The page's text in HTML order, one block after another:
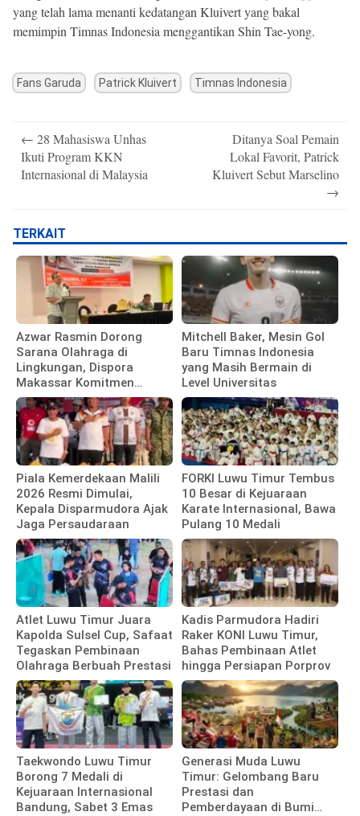
yang telah lama menanti kedatangan Kluivert yang bakal
memimpin Timnas Indonesia menggantikan Shin Tae-yong.
Fans Garuda Patrick Kluivert Timnas Indonesia
navigation
← 28 Mahasiswa Unhas
Ikuti Program KKN
Internasional di Malaysia
Ditanya Soal Pemain
Lokal Favorit, Patrick
Kluivert Sebut Marselino
→
TERKAIT
Azwar Rasmin Dorong
Sarana Olahraga di
Lingkungan, Dispora
Makassar Komitmen
Bangun Fasilitas
Mitchell Baker, Mesin Gol
Baru Timnas Indonesia
yang Masih Bermain di
Level Universitas
Piala Kemerdekaan Malili
2026 Resmi Dimulai,
Kepala Disparmudora Ajak
Jaga Persaudaraan
FORKI Luwu Timur Tembus
10 Besar di Kejuaraan
Karate Internasional, Bawa
Pulang 10 Medali
Atlet Luwu Timur Juara
Kapolda Sulsel Cup, Safaat
Tegaskan Pembinaan
Olahraga Berbuah Prestasi
Kadis Parmudora Hadiri
Raker KONI Luwu Timur,
Bahas Pembinaan Atlet
hingga Persiapan Porprov
Taekwondo Luwu Timur
Borong 7 Medali di
Kejuaraan Internasional
Bandung, Sabet 3 Emas
Generasi Muda Luwu
Timur: Gelombang Baru
Prestasi dan
Pemberdayaan di Bumi